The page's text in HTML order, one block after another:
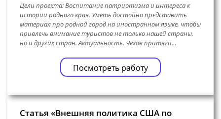
Цели проекта: Воспитание патриотизма и интереса к
истории родного края. Уметь достойно представить
материал про родной город на иностранном языке, чтобы
привлечь внимание туристов не только нашей страны,
но и других стран. Актуальность. Чехов притяги…
Посмотреть работу
Статья «Внешняя политика США по